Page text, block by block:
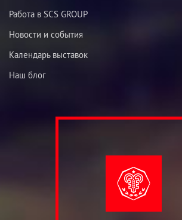
Работа в SCS GROUP
Новости и события
Календарь выставок
Наш блог